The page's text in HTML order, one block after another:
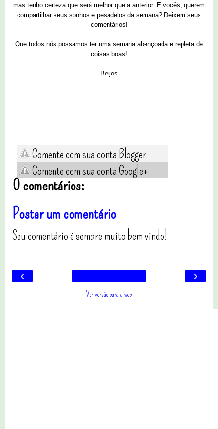
mas tenho certeza que será melhor que a anterior. E vocês, querem
compartilhar seus sonhos e pesadelos da semana? Deixem seus
comentários!
Que todos nós possamos ter uma semana abençoada e repleta de
coisas boas!
Beijos
Comente com sua conta Blogger
Comente com sua conta Google+
0 comentários:
Postar um comentário
Seu comentário é sempre muito bem vindo!
‹ ›
Ver versão para a web